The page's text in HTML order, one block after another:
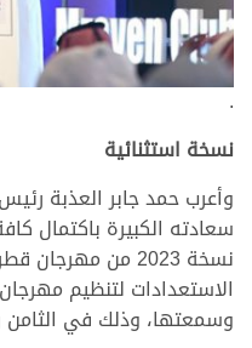
.
نسخة استثنائية
وأعرب حمد جابر العذبة
سعادته الكبيرة باكتمال
نسخة 2023 من
الاستعدادات لتنظيم
وسمعتها، وذلك في الثامن